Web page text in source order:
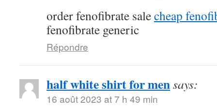
order fenofibrate salecheap
fenofibrate generic
Répondre
half white shirt for mensays:
16 août 2023 at 7 h 49 min